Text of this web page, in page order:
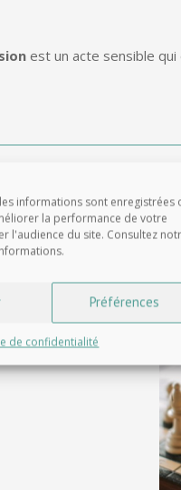
informations sont enregistrées
la performance de votre
l'audience du site. Consultez
Préférences
de confidentialité
est un acte sensible qui
vous
est à vos côtés